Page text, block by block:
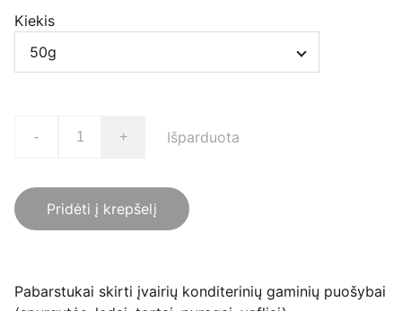
Kiekis
- + Išparduota
Pridėti į krepšelį
Pabarstukai skirti įvairių konditerinių gaminių puošybai